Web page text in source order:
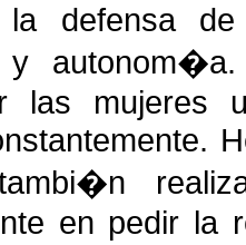
la defensa
y
las mujeres
en pedir la